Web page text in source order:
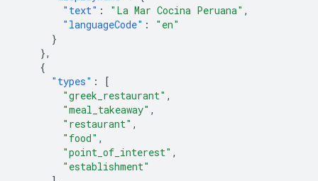
"text" : "La Mar Cocina Peruana" ,
"languageCode" :
"en"
}
},
{
"types" :
[
"greek_restaurant" ,
"meal_takeaway" ,
"restaurant" ,
"food" ,
"point_of_interest" ,
"establishment"